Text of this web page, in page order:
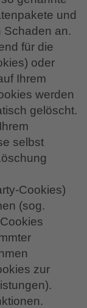
und
Schaden an.
für die
oder
Ihrem
werden
gelöscht.
selbst
Cookies)
(sog.
zur